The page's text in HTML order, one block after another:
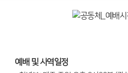
예배 및 사역일정